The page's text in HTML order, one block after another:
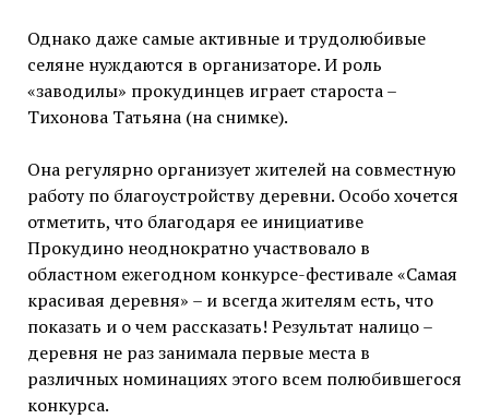
Однако даже самые активные и трудолюбивые
селяне нуждаются в организаторе. И роль
«заводилы» прокудинцев играет староста –
Тихонова Татьяна (на снимке).
Она регулярно организует жителей на совместную
работу по благоустройству деревни. Особо хочется
отметить, что благодаря ее инициативе
Прокудино неоднократно участвовало в
областном ежегодном конкурсе-фестивале «Самая
красивая деревня» – и всегда жителям есть, что
показать и о чем рассказать! Результат налицо –
деревня не раз занимала первые места в
различных номинациях этого всем полюбившегося
конкурса.